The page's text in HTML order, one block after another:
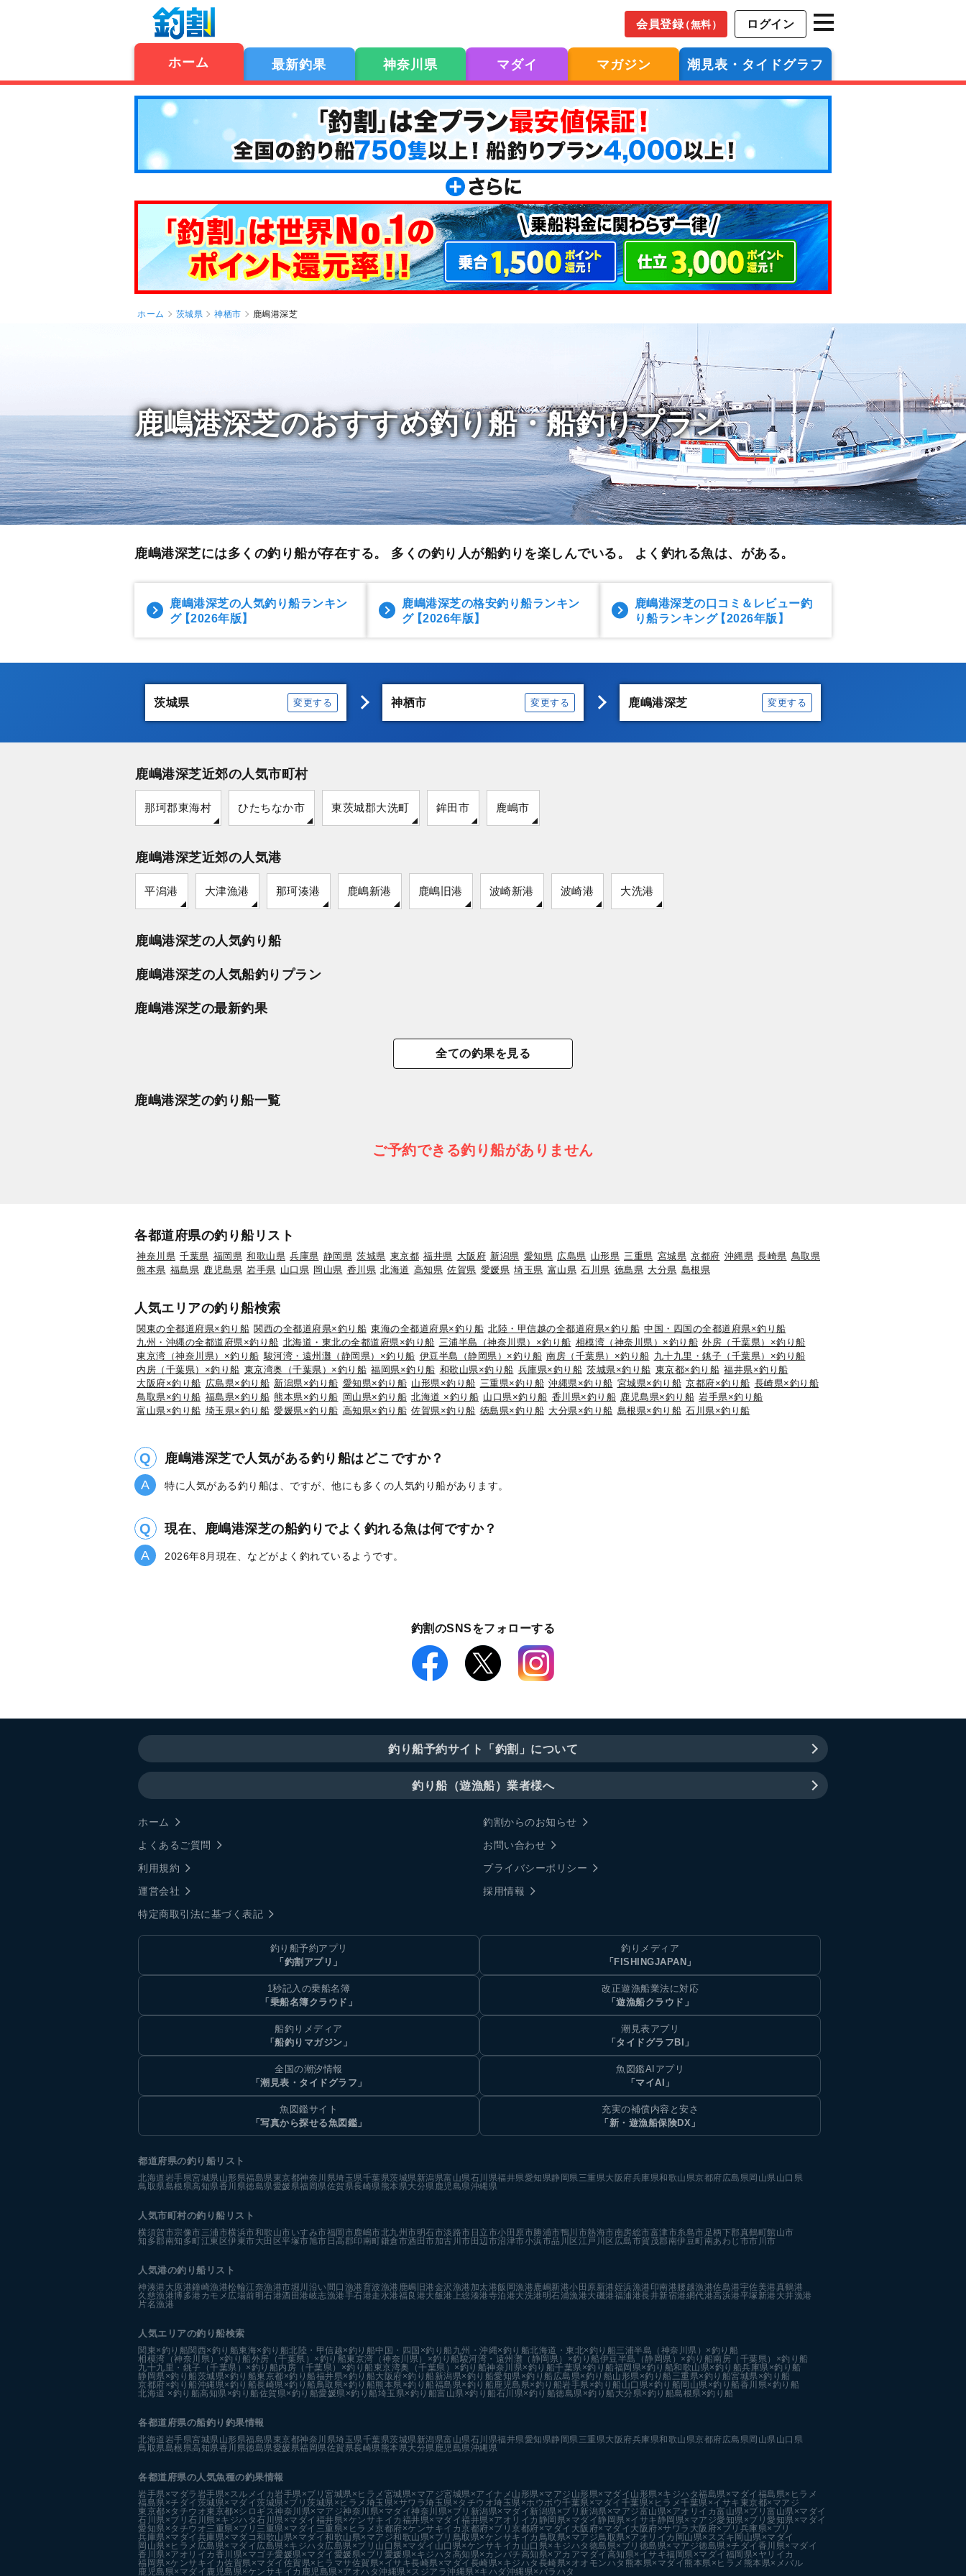
会員登録（無料） ログイン
ホーム 最新釣果 神奈川県 マダイ マガジン 潮見表・タイドグラフ
ホーム 茨城県 神栖市 鹿嶋港深芝
鹿嶋港深芝のおすすめ釣り船・船釣りプラン
鹿嶋港深芝には多くの釣り船が存在する。 多くの釣り人が船釣りを楽しんでいる。 よく釣れる魚は、がある。
鹿嶋港深芝の人気釣り船ランキン
グ【2026年版】
鹿嶋港深芝の格安釣り船ランキン
グ【2026年版】
鹿嶋港深芝の口コミ＆レビュー釣
り船ランキング【2026年版】
茨城県 変更する 神栖市 変更する 鹿嶋港深芝 変更する
鹿嶋港深芝近郊の人気市町村
那珂郡東海村 ひたちなか市 東茨城郡大洗町 鉾田市 鹿嶋市
鹿嶋港深芝近郊の人気港
平潟港 大津漁港 那珂湊港 鹿嶋新港 鹿嶋旧港 波崎新港 波崎港 大洗港
鹿嶋港深芝の人気釣り船
鹿嶋港深芝の人気船釣りプラン
鹿嶋港深芝の最新釣果
全ての釣果を見る
鹿嶋港深芝の釣り船一覧
ご予約できる釣り船がありません
各都道府県の釣り船リスト
神奈川県 千葉県 福岡県 和歌山県 兵庫県 静岡県 茨城県 東京都 福井県 大阪府 新潟県 愛知県 広島県 山形県 三重県 宮城県 京都府 沖縄県 長崎県 鳥取県
熊本県 福島県 鹿児島県 岩手県 山口県 岡山県 香川県 北海道 高知県 佐賀県 愛媛県 埼玉県 富山県 石川県 徳島県 大分県 島根県
人気エリアの釣り船検索
関東の全都道府県×釣り船 関西の全都道府県×釣り船 東海の全都道府県×釣り船 北陸・甲信越の全都道府県×釣り船 中国・四国の全都道府県×釣り船
九州・沖縄の全都道府県×釣り船 北海道・東北の全都道府県×釣り船 三浦半島（神奈川県）×釣り船 相模湾（神奈川県）×釣り船 外房（千葉県）×釣り船
東京湾（神奈川県）×釣り船 駿河湾・遠州灘（静岡県）×釣り船 伊豆半島（静岡県）×釣り船 南房（千葉県）×釣り船 九十九里・銚子（千葉県）×釣り船
内房（千葉県）×釣り船 東京湾奥（千葉県）×釣り船 福岡県×釣り船 和歌山県×釣り船 兵庫県×釣り船 茨城県×釣り船 東京都×釣り船 福井県×釣り船
大阪府×釣り船 広島県×釣り船 新潟県×釣り船 愛知県×釣り船 山形県×釣り船 三重県×釣り船 沖縄県×釣り船 宮城県×釣り船 京都府×釣り船 長崎県×釣り船
鳥取県×釣り船 福島県×釣り船 熊本県×釣り船 岡山県×釣り船 北海道 ×釣り船 山口県×釣り船 香川県×釣り船 鹿児島県×釣り船 岩手県×釣り船
富山県×釣り船 埼玉県×釣り船 愛媛県×釣り船 高知県×釣り船 佐賀県×釣り船 徳島県×釣り船 大分県×釣り船 島根県×釣り船 石川県×釣り船
鹿嶋港深芝で人気がある釣り船はどこですか？
特に人気がある釣り船は、ですが、他にも多くの人気釣り船があります。
現在、鹿嶋港深芝の船釣りでよく釣れる魚は何ですか？
2026年8月現在、などがよく釣れているようです。
釣割のSNSをフォローする
釣り船予約サイト「釣割」について
釣り船（遊漁船）業者様へ
ホーム
釣割からのお知らせ
よくあるご質問
お問い合わせ
利用規約
プライバシーポリシー
運営会社
採用情報
特定商取引法に基づく表記
釣り船予約アプリ
「釣割アプリ」
釣りメディア
「FISHINGJAPAN」
1秒記入の乗船名簿
「乗船名簿クラウド」
改正遊漁船業法に対応
「遊漁船クラウド」
船釣りメディア
「船釣りマガジン」
潮見表アプリ
「タイドグラフBI」
全国の潮汐情報
「潮見表・タイドグラフ」
魚図鑑AIアプリ
「マイAI」
魚図鑑サイト
「写真から探せる魚図鑑」
充実の補償内容と安さ
「新・遊漁船保険DX」
都道府県の釣り船リスト
北海道 岩手県宮城県 山形県福島県 東京都神奈川県埼玉県千葉県茨城県 新潟県富山県石川県福井県愛知県静岡県 三重県大阪府兵庫県和歌山県京都府広島県岡山県 山口県
鳥取県島根県高知県香川県徳島県愛媛県福岡県佐賀県長崎県 熊本県大分県 鹿児島県沖縄県
人気市町村の釣り船リスト
横須賀市宗像市三浦市横浜市和歌山市いすみ市福岡市鹿嶋市北九州市明石市淡路市 日立市小田原市勝浦市鴨川市熱海市南房総市富津市糸島市 足柄下郡真鶴町館山市
知多郡南知多町江東区伊東市大田区平塚市旭市 日高郡印南町鎌倉市酒田市加古川市田辺市沼津市小浜市品川区江戸川区 広島市賀茂郡南伊豆町南あわじ市市川市
人気港の釣り船リスト
神湊港 大原港鐘崎漁港松輪江奈漁港市堀川沿い 間口漁港育波漁港 鹿嶋旧港金沢漁港 加太港飯岡漁港 鹿嶋新港小田原新港姪浜漁港 印南港腰越漁港佐島港宇佐美港真鶴港
久慈漁港博多港カモメ広場前明石港酒田港岐志漁港手石港走水港福良港大飯港 上総湊港寺泊港大洗港 明石浦漁港大磯港福浦港長井新宿港網代港高浜港平塚新港 大井漁港
片名漁港
人気エリアの釣り船検索
関東×釣り船関西×釣り船東海×釣り船北陸・甲信越×釣り船中国・四国×釣り船 九州・沖縄×釣り船北海道・東北×釣り船三浦半島（神奈川県）×釣り船
相模湾（神奈川県）×釣り船外房（千葉県）×釣り船東京湾（神奈川県）×釣り船駿河湾・遠州灘（静岡県）×釣り船伊豆半島（静岡県）×釣り船南房（千葉県）×釣り船
九十九里・銚子（千葉県）×釣り船内房（千葉県）×釣り船 東京湾奥（千葉県）×釣り船神奈川県×釣り船千葉県×釣り船福岡県×釣り船和歌山県×釣り船兵庫県×釣り船
静岡県×釣り船茨城県×釣り船東京都×釣り船福井県×釣り船大阪府×釣り船 新潟県×釣り船愛知県×釣り船 広島県×釣り船山形県×釣り船 三重県×釣り船宮城県×釣り船
京都府×釣り船沖縄県×釣り船長崎県×釣り船 鳥取県×釣り船熊本県×釣り船福島県×釣り船 鹿児島県×釣り船岩手県×釣り船 山口県×釣り船岡山県×釣り船香川県×釣り船
北海道 ×釣り船高知県×釣り船佐賀県×釣り船愛媛県×釣り船埼玉県×釣り船富山県×釣り船石川県×釣り船徳島県×釣り船 大分県×釣り船島根県×釣り船
各都道府県の船釣り釣果情報
北海道 岩手県宮城県 山形県福島県 東京都神奈川県埼玉県千葉県茨城県 新潟県富山県石川県福井県愛知県静岡県 三重県大阪府兵庫県和歌山県京都府広島県岡山県 山口県
鳥取県島根県高知県香川県徳島県愛媛県福岡県佐賀県長崎県 熊本県大分県 鹿児島県沖縄県
各都道府県の人気魚種の釣果情報
岩手県×マダラ 岩手県×スルメイカ 岩手県×ブリ 宮城県×ヒラメ 宮城県×マアジ宮城県×アイナメ 山形県×マアジ 山形県×マダイ 山形県×キジハタ福島県×マダイ 福島県×ヒラメ
福島県×チダイ 茨城県×マダイ茨城県×ブリ 茨城県×ヒラメ 埼玉県×サワラ埼玉県×タチウオ埼玉県×ホウボウ千葉県×マダイ 千葉県×ヒラメ千葉県×イサキ 東京都×マアジ
東京都×タチウオ東京都×シロギス神奈川県×マアジ神奈川県×マダイ神奈川県×ブリ 新潟県×マダイ 新潟県×ブリ 新潟県×マアジ富山県×アオリイカ富山県×ブリ 富山県×マダイ
石川県×ブリ 石川県×キジハタ石川県×マダイ 福井県×ケンサキイカ 福井県×マダイ福井県×アオリイカ 静岡県×マダイ静岡県×イサキ静岡県×マアジ愛知県×ブリ 愛知県×マダイ
愛知県×タチウオ三重県×ブリ 三重県×マダイ 三重県×ヒラメ京都府×ケンサキイカ京都府×ブリ 京都府×マダイ 大阪府×マダイ 大阪府×サワラ 大阪府×ブリ 兵庫県×ブリ
兵庫県×マダイ 兵庫県×マダコ和歌山県×マダイ和歌山県×マアジ和歌山県×ブリ 鳥取県×ケンサキイカ 鳥取県×マアジ鳥取県×アオリイカ 岡山県×スズキ岡山県×マダイ
岡山県×ヒラメ 広島県×マダイ 広島県×キジハタ 広島県×ブリ 山口県×マダイ 山口県×ケンサキイカ 山口県×キジハタ 徳島県×ブリ 徳島県×マアジ徳島県×チダイ 香川県×マダイ
香川県×アオリイカ 香川県×マゴチ愛媛県×マダイ 愛媛県×ブリ 愛媛県×キジハタ 高知県×カンパチ高知県×アカアマダイ 高知県×イサキ福岡県×マダイ 福岡県×ヤリイカ
福岡県×ケンサキイカ佐賀県×マダイ 佐賀県×ヒラマサ佐賀県×イサキ長崎県×マダイ 長崎県×キジハタ 長崎県×オオモンハタ 熊本県×マダイ 熊本県×ヒラメ 熊本県×メバル
鹿児島県×マダイ 鹿児島県×ケンサキイカ 鹿児島県×アオハタ沖縄県×スジアラ沖縄県×キハダ沖縄県×バラハタ